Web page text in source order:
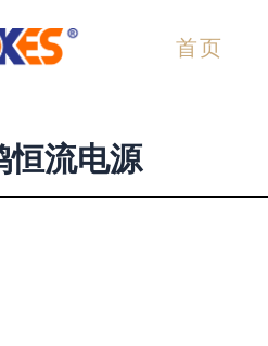
首页
恒流电源